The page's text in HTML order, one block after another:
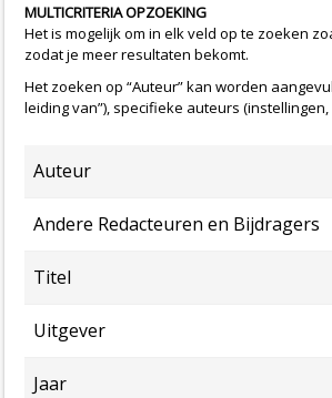
MULTICRITERIA OPZOEKING
Het is mogelijk om in elk veld op te zoeken
zodat je meer resultaten bekomt.
Het zoeken op “Auteur” kan worden
leiding van”), specifieke auteurs
Auteur
Andere Redacteuren en Bijdragers
Titel
Uitgever
Jaar